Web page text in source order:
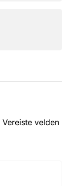
Vereiste velden